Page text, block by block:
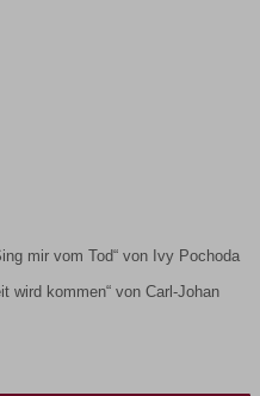
mir vom Tod“ von Ivy Pochoda
wird kommen“ von Carl-Johan